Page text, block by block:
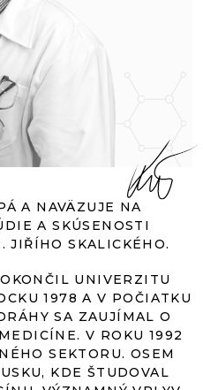
A NAVÄZUJE NA
A SKÚSENOSTI
JIŘÍHO SKALICKÉHO.
UNIVERZITU
1978 A V POČIATKU
SA ZAUJÍMAL O
V ROKU 1992
SEKTORU. OSEM
KDE ŠTUDOVAL